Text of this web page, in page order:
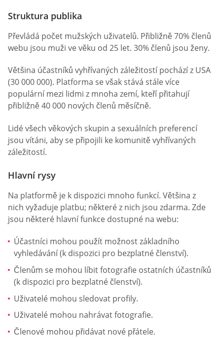
Struktura publika
Převládá počet mužských uživatelů. Přibližně 70% členů
webu jsou muži ve věku od 25 let. 30% členů jsou ženy.
Většina účastníků vyhřívaných záležitostí pochází z USA
(30 000 000). Platforma se však stává stále více
populární mezi lidmi z mnoha zemí, kteří přitahují
přibližně 40 000 nových členů měsíčně.
Lidé všech věkových skupin a sexuálních preferencí
jsou vítáni, aby se připojili ke komunitě vyhřívaných
záležitostí.
Hlavní rysy
Na platformě je k dispozici mnoho funkcí. Většina z
nich vyžaduje platbu; některé z nich jsou zdarma. Zde
jsou některé hlavní funkce dostupné na webu:
Účastníci mohou použít možnost základního
vyhledávání (k dispozici pro bezplatné členství).
Členům se mohou líbit fotografie ostatních účastníků
(k dispozici pro bezplatné členství).
Uživatelé mohou sledovat profily.
Uživatelé mohou nahrávat fotografie.
Členové mohou přidávat nové přátele.